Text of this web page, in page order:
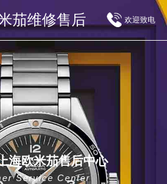
茄维修售后 欢迎致电
海欧米茄售后中心
Service Center